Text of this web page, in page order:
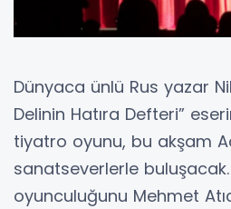
Dünyaca ünlü Rus yazar
Delinin Hatıra Defteri”
tiyatro oyunu, bu akşam
sanatseverlerle
oyunculuğunu Mehmet